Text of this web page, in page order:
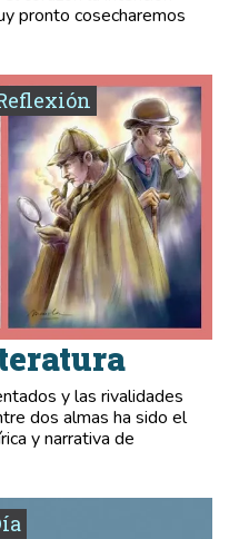
pronto cosecharemos
y las rivalidades
dos almas ha sido el
y narrativa de